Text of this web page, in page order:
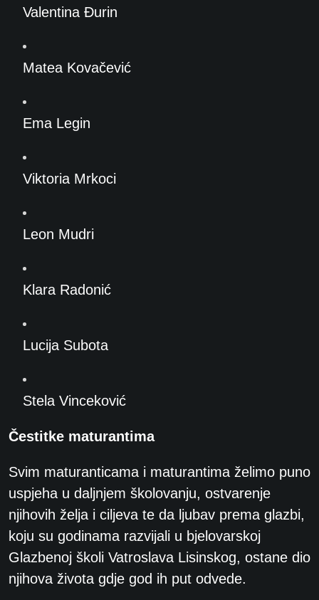
Valentina Đurin
Matea Kovačević
Ema Legin
Viktoria Mrkoci
Leon Mudri
Klara Radonić
Lucija Subota
Stela Vinceković
Čestitke maturantima
Svim maturanticama i maturantima želimo puno
uspjeha u daljnjem školovanju, ostvarenje
njihovih želja i ciljeva te da ljubav prema glazbi,
koju su godinama razvijali u bjelovarskoj
Glazbenoj školi Vatroslava Lisinskog, ostane dio
njihova života gdje god ih put odvede.